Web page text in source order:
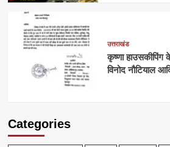
उत्तराखंड
कृष्णा हाउसकीपिंग
विनोद नौटियाल
Categories